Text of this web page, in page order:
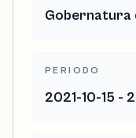
Gobernatura
PERIODO
2021-10-15 -